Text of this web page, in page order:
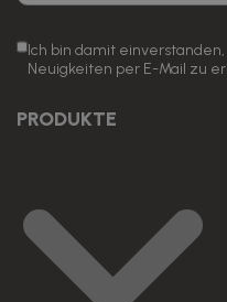
Ich bin damit
Neuigkeiten per E-Mail zu
PRODUKTE